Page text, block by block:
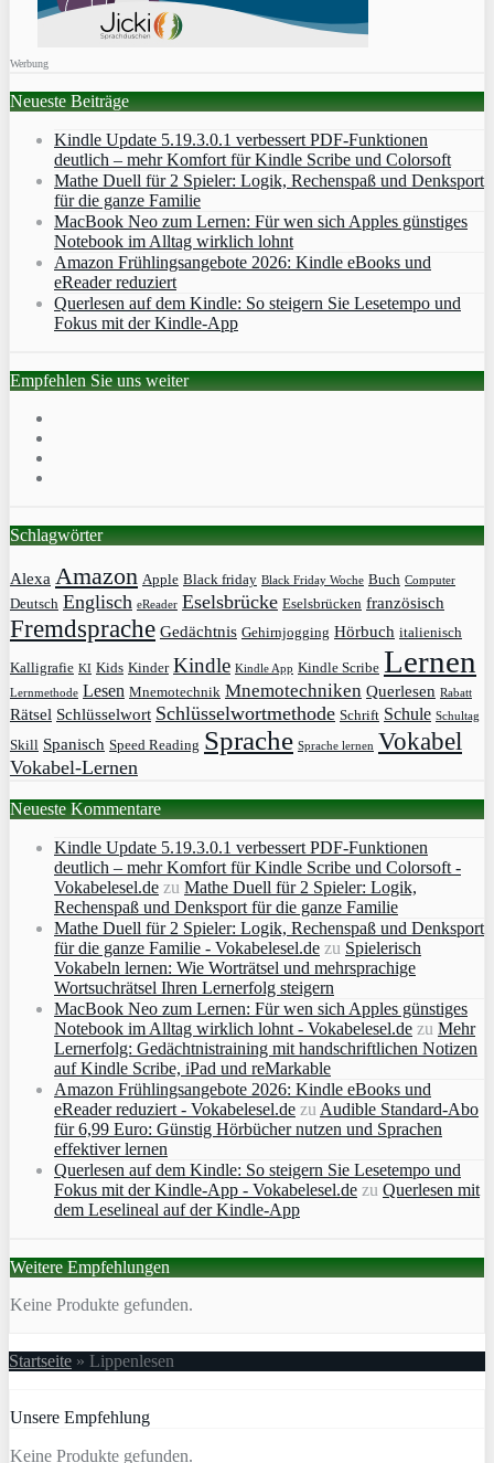
Werbung
Neueste Beiträge
Kindle Update 5.19.3.0.1 verbessert PDF-Funktionen
deutlich – mehr Komfort für Kindle Scribe und Colorsoft
Mathe Duell für 2 Spieler: Logik, Rechenspaß und Denksport
für die ganze Familie
MacBook Neo zum Lernen: Für wen sich Apples günstiges
Notebook im Alltag wirklich lohnt
Amazon Frühlingsangebote 2026: Kindle eBooks und
eReader reduziert
Querlesen auf dem Kindle: So steigern Sie Lesetempo und
Fokus mit der Kindle-App
Empfehlen Sie uns weiter
Schlagwörter
Alexa Amazon Apple Black friday Black Friday Woche Buch Computer
Deutsch Englisch eReader Eselsbrücke Eselsbrücken französisch
Fremdsprache Gedächtnis Gehirnjogging Hörbuch italienisch
Kalligrafie KI Kids Kinder Kindle Kindle App Kindle Scribe Lernen
Lernmethode Lesen Mnemotechnik Mnemotechniken Querlesen Rabatt
Rätsel Schlüsselwort Schlüsselwortmethode Schrift Schule Schultag
Skill Spanisch Speed Reading Sprache Sprache lernen Vokabel
Vokabel-Lernen
Neueste Kommentare
Kindle Update 5.19.3.0.1 verbessert PDF-Funktionen
deutlich – mehr Komfort für Kindle Scribe und Colorsoft -
Vokabelesel.de zu Mathe Duell für 2 Spieler: Logik,
Rechenspaß und Denksport für die ganze Familie
Mathe Duell für 2 Spieler: Logik, Rechenspaß und Denksport
für die ganze Familie - Vokabelesel.de zu Spielerisch
Vokabeln lernen: Wie Worträtsel und mehrsprachige
Wortsuchrätsel Ihren Lernerfolg steigern
MacBook Neo zum Lernen: Für wen sich Apples günstiges
Notebook im Alltag wirklich lohnt - Vokabelesel.de zu Mehr
Lernerfolg: Gedächtnistraining mit handschriftlichen Notizen
auf Kindle Scribe, iPad und reMarkable
Amazon Frühlingsangebote 2026: Kindle eBooks und
eReader reduziert - Vokabelesel.de zu Audible Standard-Abo
für 6,99 Euro: Günstig Hörbücher nutzen und Sprachen
effektiver lernen
Querlesen auf dem Kindle: So steigern Sie Lesetempo und
Fokus mit der Kindle-App - Vokabelesel.de zu Querlesen mit
dem Leselineal auf der Kindle-App
Weitere Empfehlungen
Keine Produkte gefunden.
Startseite » Lippenlesen
Unsere Empfehlung
Keine Produkte gefunden.